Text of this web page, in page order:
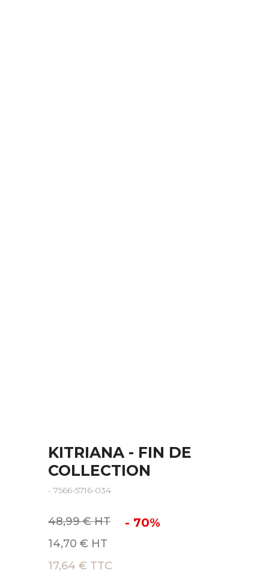
KITRIANA - FIN DE
COLLECTION
- 7566-5716-034
48,99 € HT - 70%
14,70 € HT
17,64 € TTC